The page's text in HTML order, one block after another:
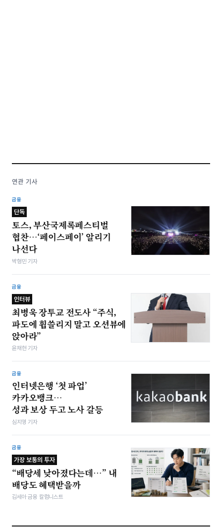
연관 기사
금융
단독
토스, 부산국제록페스티벌
협찬…‘페이스페이’ 알리기
나선다
박형민 기자
금융
인터뷰
최병욱 장투교 전도사 “주식,
파도에 휩쓸리지 말고 오션뷰에
앉아라”
윤채현 기자
금융
인터넷은행 ‘첫 파업’
카카오뱅크…
성과 보상 두고 노사 갈등
심지영 기자
금융
가장 보통의 투자
“배당세 낮아졌다는데…” 내
배당도 혜택받을까
김세아 금융 칼럼니스트